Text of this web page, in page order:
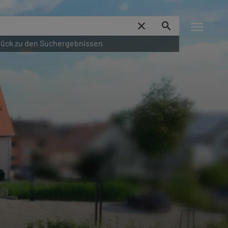
close
search
zu den Suchergebnissen
menu